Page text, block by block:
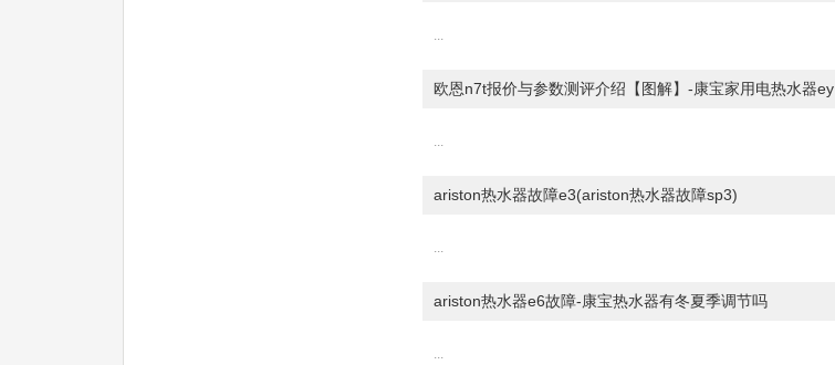
...
欧恩n7t报价与参数测评介绍【图解】-康宝家用电热水器ey
...
ariston热水器故障e3(ariston热水器故障sp3)
...
ariston热水器e6故障-康宝热水器有冬夏季调节吗
...